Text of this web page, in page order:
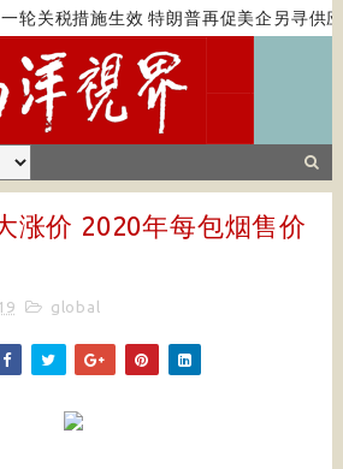
轮关税措施生效 特朗普再促美企另寻供应
涨价 2020年每包烟售价
global